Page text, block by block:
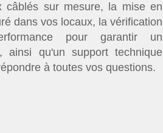
câblés sur mesure, la mise en
dans vos locaux, la vérification
pour garantir un
ainsi qu'un support technique
à toutes vos questions.